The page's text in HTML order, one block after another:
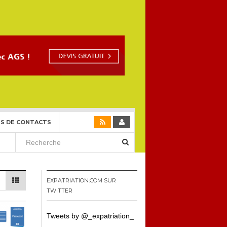
DE CONTACTS
EXPATRIATION.COM SUR
TWITTER
Tweets by @_expatriation_